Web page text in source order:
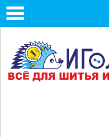
Toggle
navigation